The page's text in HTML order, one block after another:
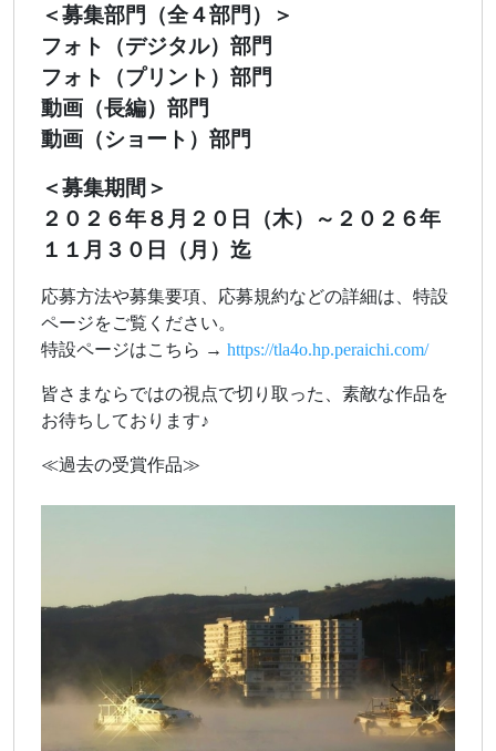
＜募集部門（全４部門）＞
フォト（デジタル）部門
フォト（プリント）部門
動画（長編）部門
動画（ショート）部門
＜募集期間＞
２０２６年８月２０日（木）～２０２６年
１１月３０日（月）迄
応募方法や募集要項、応募規約などの詳細は、特設
ページをご覧ください。
特設ページはこちら → https://tla4o.hp.peraichi.com/
皆さまならではの視点で切り取った、素敵な作品を
お待ちしております♪
≪過去の受賞作品≫